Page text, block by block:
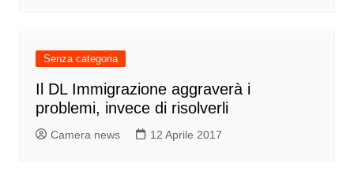
Senza categoria
Il DL Immigrazione aggraverà i
problemi, invece di risolverli
Camera news 12 Aprile 2017